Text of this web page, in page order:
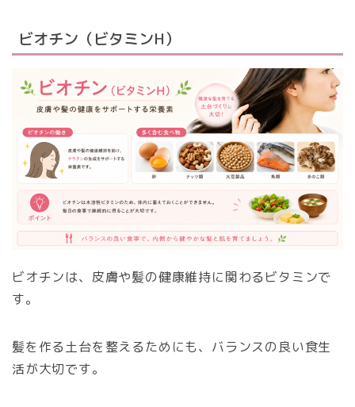
ビオチン（ビタミンH）
ビオチンは、皮膚や髪の健康維持に関わるビタミンで
す。
髪を作る土台を整えるためにも、バランスの良い食生
活が大切です。